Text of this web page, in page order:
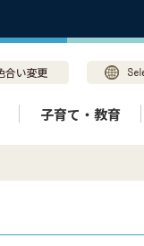
子育て・教育